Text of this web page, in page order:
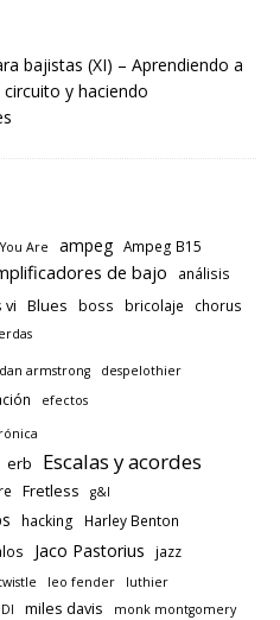
bajistas (XI) – Aprendiendo a
y haciendo
Are ampeg Ampeg B15
de bajo análisis
vi Blues boss bricolaje chorus
dan armstrong
despelothier
efectos
erb Escalas y acordes
Fretless g&l
hacking Harley Benton
Jaco Pastorius jazz
leo fender
luthier
miles davis monk montgomery